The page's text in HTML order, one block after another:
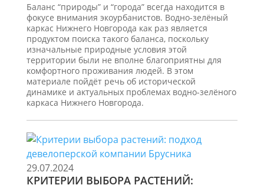
Баланс “природы” и “города” всегда находится в
фокусе внимания экоурбанистов. Водно-зелёный
каркас Нижнего Новгорода как раз является
продуктом поиска такого баланса, поскольку
изначальные природные условия этой
территории были не вполне благоприятны для
комфортного проживания людей. В этом
материале пойдёт речь об исторической
динамике и актуальных проблемах водно-зелёного
каркаса Нижнего Новгорода.
29.07.2024
КРИТЕРИИ ВЫБОРА РАСТЕНИЙ: